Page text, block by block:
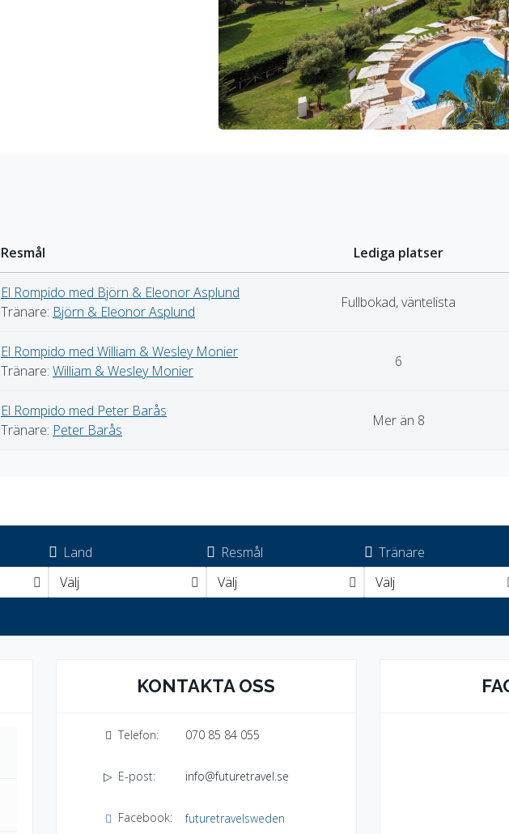
Resmål Lediga platser
El Rompido med Björn & Eleonor Asplund
Tränare: Björn & Eleonor Asplund
Fullbokad, väntelista
El Rompido med William & Wesley Monier
Tränare: William & Wesley Monier
6
El Rompido med Peter Barås
Tränare: Peter Barås
Mer än 8
Land
Välj
Resmål
Välj
Tränare
Välj
KONTAKTA OSS
Telefon: 070 85 84 055
E-post: info@futuretravel.se
Facebook:
futuretravelsweden